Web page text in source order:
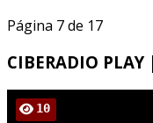
Página 7 de 17
CIBERADIO PLAY